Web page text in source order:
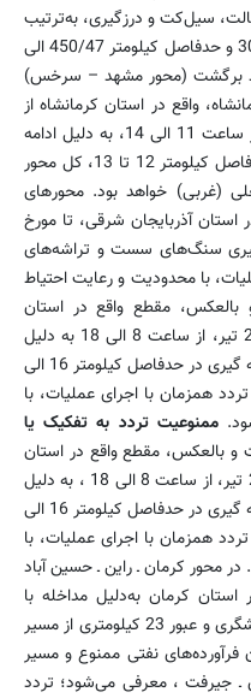
آسفالت، سیل‌کت و درزگیری، به‌ترتیب
در حدفاصل کیلومتر 700/36 الی 300/43 و حدفاصل کیلومتر 450/47 الی
باند برگشت (محور مشهد – سرخس)
واقع در استان کرمانشاه‌ از
تاریخ 5 خرداد تا 31 تیر، روزهای زوج از ساعت 11 الی 14، به‌ دلیل ادامه
اجرای عملیات زیرسازی راه‌آهن غرب حدفاصل کیلومتر 12 تا 13، کل محور
(غربی) خواهد بود. محورهای
استان آذربایجان شرقی، تا مورخ
لق‌گیری سنگ‌های سست و تراشه‌های
با محدودیت و رعایت احتیاط
بالعکس، مقطع واقع در استان
قزوین، از مورخ 29 اردیبهشت لغایت 27 تیر، از ساعت 8 الی 18 به دلیل
عملیات رفع نواقص ابنیه فنی و انجام لکه گیری در حدفاصل کیلومتر 16 الی
و جنوبی قطعه 4 الف، تردد همزمان با اجرای عملیات، با
ممنوعیت تردد به ‌تفکیک یا
و بالعکس، مقطع واقع در استان
قزوین، از مورخ 29 اردیبهشت لغایت 27 تیر، از ساعت 8 الی 18 ، به دلیل
عملیات رفع نواقص ابنیه فنی و انجام لکه گیری در حدفاصل کیلومتر 16 الی
و جنوبی قطعه 4 الف، تردد همزمان با اجرای عملیات، با
محور کرمان ـ راین ـ حسین آباد
کرمان به‌دلیل مداخله با
ترافیک شهری‏ و تردد در جاذبه‌های گردشگری و عبور 23 کیلومتری از مسیر
نفتی ممنوع و مسیر
ـ جیرفت ، معرفی می‌شود؛ تردد